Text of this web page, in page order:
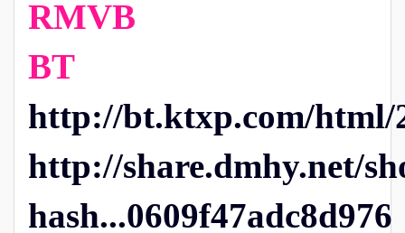
RMVB
BT
http://bt.ktxp.com/html/
http://share.dmhy.net/
hash...0609f47adc8d976